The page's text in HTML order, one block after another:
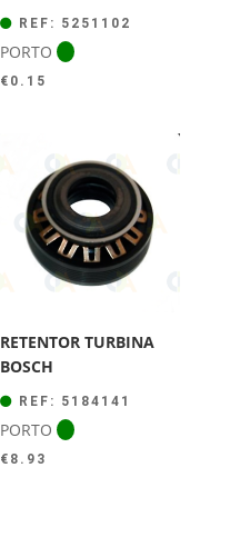
REF: 5251102
PORTO
€ 0.15
RETENTOR TURBINA
BOSCH
REF: 5184141
PORTO
€ 8.93